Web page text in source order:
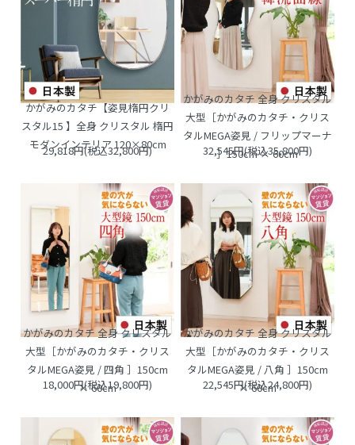
かがみのカタチ【姿見楕円クリ
スタル15 】全身 クリスタル 楕円
モダンインテリア 120×80cm
29,818円(税込32,800円)
かがみのカタチ 全身 クリスタル
大型［かがみのカタチ・クリス
タルMEGA姿見 / フリップマーナ
］150cm × 60cm
32,545円(税込35,800円)
かがみのカタチ 全身 クリスタル
大型［かがみのカタチ・クリス
タルMEGA姿見 / 四角 ］150cm
× 60cm
18,000円(税込19,800円)
かがみのカタチ 全身 クリスタル
大型［かがみのカタチ・クリス
タルMEGA姿見 / 八角 ］150cm
× 60cm
22,545円(税込24,800円)